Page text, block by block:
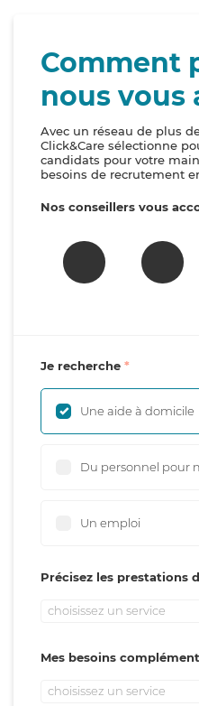
Comment
nous vous
Avec un réseau de plus
Click&Care sélectionne
candidats pour votre
besoins de recrutement
Nos conseillers vous
Je recherche
Une aide à domicile
Du personnel pour
Un emploi
Précisez les prestations
choisissez un service
Mes besoins
choisissez un service